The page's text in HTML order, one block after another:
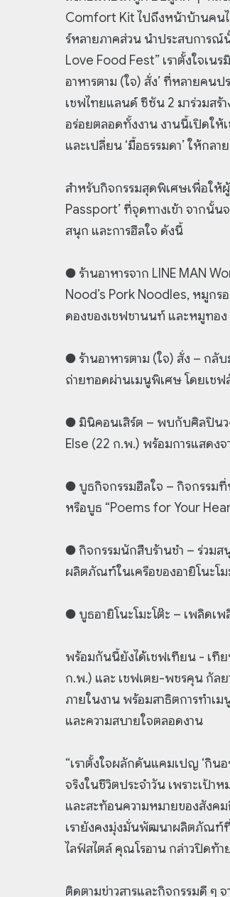
Comfort Kit ไปถึงหน้าบ้านคน
ร์หลายภาคส่วน นำประสบการ
Love Food Fest” เราตั้งใจเน
อาหารตาม (ใจ) สั่ง’ ที่หลายคน
เชฟไทยแลนด์ ซีซัน 2 มาร่วมสร้
อร่อยตลอดทั้งงาน งานนี้เปิดให้
และเปลี่ยน ‘มื้อธรรมดา’ ให้กล
สำหรับกิจกรรมสุดพิเศษเพื่อให้ผู้
Passport’ ที่จุดทางเข้า จากนั้
สนุก และการฮีลใจ ดังนี้
● ร้านอาหารจาก LINE MAN
Nood’s Pork Noodles, หมูกร
ดองของเชฟชานนท์ และหมูทอ
● ร้านอาหารตาม (ใจ) สั่ง – กลั
ถ่ายทอดผ่านเมนูพิเศษ โดยเช
● มินิคอนเสิร์ต – พบกับศิลปินวง
Else (22 ก.พ.) พร้อมการแสดง
● บูธกิจกรรมฮีลใจ – กิจกรรมที่
หรือบูธ “Poems for Your
● กิจกรรมนักสืบร้านชำ – ร่วมส
ผลิตภัณฑ์ในเครือของอายิโนะโ
● บูธอายิโนะโมะโต๊ะ – เพลิดเ
พร้อมกันนี้ยังได้เชฟเทียน - เทีย
ก.พ.) และ เชฟเตย-พชรคุน กัลย
ภายในงาน พร้อมสาธิตการทำเ
และความสบายใจตลอดงาน
“เราตั้งใจผลักดันแคมเปญ ‘กิน
จริงในชีวิตประจำวัน เพราะเป้า
และสะท้อนความหมายของสังค
เรายังคงมุ่งมั่นพัฒนาผลิตภัณฑ์
ไลฟ์สไตล์ คุณโรอาน กล่าวปิดท้า
ติดตามข่าวสารและกิจกรรมดี ๆ